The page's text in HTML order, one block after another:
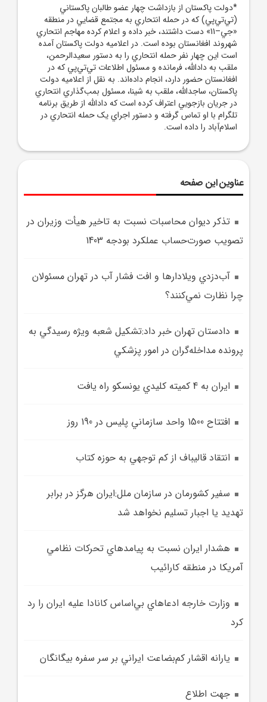
*دولت پاکستان از بازداشت چهار عضو طالبان پاکستاني
(تي‌تي‌پي) که در حمله انتحاري به مجتمع قضايي در منطقه
«جي–11» دست داشتند، خبر داده و اعلام کرده مهاجم انتحاري
شهروند افغانستان بوده است. در اعلاميه دولت پاکستان آمده
است اين چهار نفر حمله انتحاري را به دستور سعيدالرحمن،
ملقب به دادالله، فرمانده و مسئول اطلاعات تي‌تي‌پي که در
افغانستان حضور دارد، انجام داده‌اند. به نقل از اعلاميه دولت
پاکستان، ساجدالله، ملقب به شينا، مسئول بمب‌گذاري انتحاري
در جريان بازجويي اعتراف کرده است که دادالله از طريق برنامه
تلگرام با او تماس گرفته و دستور اجراي يک حمله انتحاري در
اسلام‌آباد را داده است.
عناوین این صفحه
تذکر ديوان محاسبات نسبت به تاخير هيأت وزيران در
تصويب صورت‌حساب عملکرد بودجه 1403
آب‌دزدي ويلادارها و افت فشار آب در تهران مسئولان
چرا نظارت نمي‌کنند؟
دادستان تهران خبر داد:تشکيل شعبه ويژه رسيدگي به
پرونده‌ مداخله‌گران در امور پزشکي
ايران به 4 کميته کليدي يونسکو راه يافت
افتتاح 1500 واحد سازماني پليس در 190 روز
انتقاد قاليباف از کم توجهي به حوزه کتاب
سفير کشورمان در سازمان ملل:ايران هرگز در برابر
تهديد يا اجبار تسليم نخواهد شد
هشدار ايران نسبت به پيامدهاي تحرکات نظامي
آمريکا در منطقه کارائيب
وزارت خارجه ادعاهاي بي‌اساس کانادا عليه ايران را رد
کرد
يارانه اقشار کم‌بضاعت ايراني بر سر سفره بيگانگان
جهت اطلاع